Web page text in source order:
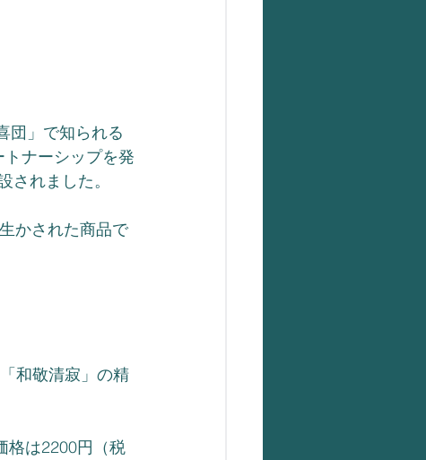
団」で知られる
ナーシップを発
れました。
かされた商品で
和敬清寂」の精
格は2200円（税